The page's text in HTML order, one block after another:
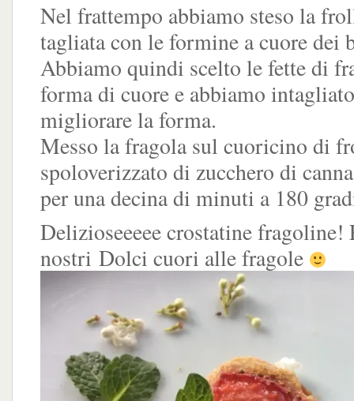
Nel frattempo abbiamo steso la
tagliata con le formine a cuore dei
Abbiamo quindi scelto le fette di
forma di cuore e abbiamo
migliorare la forma.
Messo la fragola sul cuoricino di
spoloverizzato di zucchero di
per una decina di minuti a 180
Delizioseeeee crostatine fragoline!
nostri Dolci cuori alle fragole